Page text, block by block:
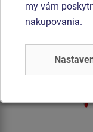
Reťazová
celokovová (v.p.
my vám
nakupovania.